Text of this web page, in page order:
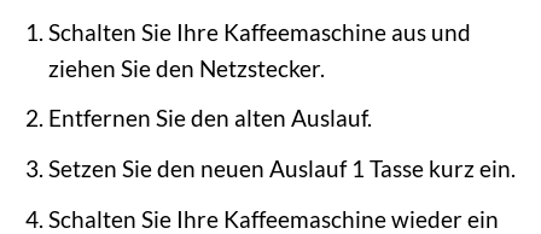
Schalten Sie Ihre Kaffeemaschine aus und
ziehen Sie den Netzstecker.
Entfernen Sie den alten Auslauf.
Setzen Sie den neuen Auslauf 1 Tasse kurz ein.
Schalten Sie Ihre Kaffeemaschine wieder ein